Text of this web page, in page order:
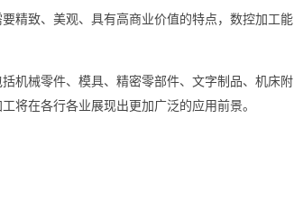
精致、美观、具有高商业价值的特点，数控加工能
机械零件、模具、精密零部件、文字制品、机床附
将在各行各业展现出更加广泛的应用前景。